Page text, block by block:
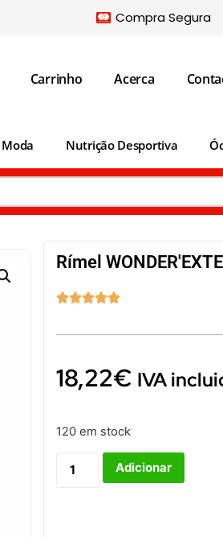
Compra Segura
Carrinho Acerca
Moda Nutrição Desportiva
Rímel

18,22€ IVA
120 em stock
Adicionar